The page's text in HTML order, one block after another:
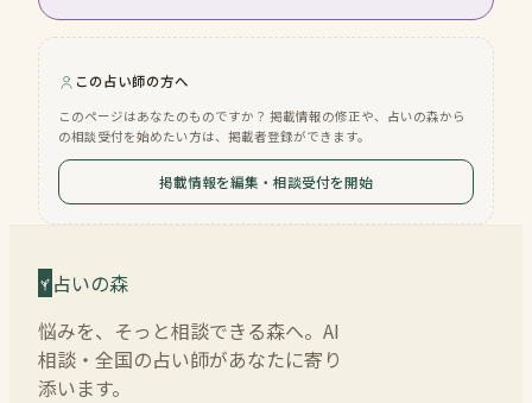
この占い師の方へ
このページはあなたのものですか？ 掲載情報の修正や、占いの森から
の相談受付を始めたい方は、掲載者登録ができます。
掲載情報を編集・相談受付を開始
占いの森
悩みを、そっと相談できる森へ。AI
相談・全国の占い師があなたに寄り
添います。